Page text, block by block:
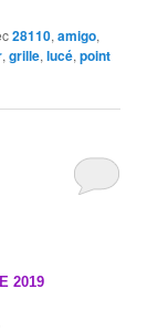
28110,amigo,
,grille,lucé,point
2019